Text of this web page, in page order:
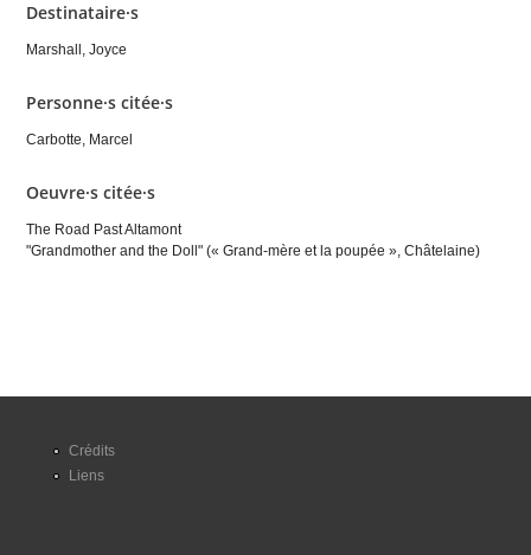
Destinataire·s
Marshall, Joyce
Personne·s citée·s
Carbotte, Marcel
Oeuvre·s citée·s
The Road Past Altamont
"Grandmother and the Doll" (« Grand-mère et la poupée », Châtelaine)
Crédits
Liens